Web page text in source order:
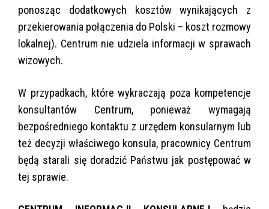
ponosząc dodatkowych kosztów wynikających z
przekierowania połączenia do Polski – koszt rozmowy
lokalnej). Centrum nie udziela informacji w sprawach
wizowych.
W przypadkach, które wykraczają poza kompetencje
konsultantów Centrum, ponieważ wymagają
bezpośredniego kontaktu z urzędem konsularnym lub
też decyzji właściwego konsula, pracownicy Centrum
będą starali się doradzić Państwu jak postępować w
tej sprawie.